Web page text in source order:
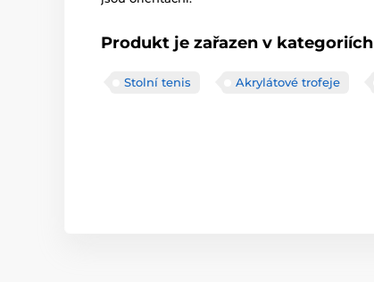
Produkt je zařazen v kategoriích
Stolní tenis Akrylátové trofeje